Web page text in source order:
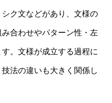
ク文などがあり、文様の
合わせやパターン性・左
。文様が成立する過程に
法の違いも大きく関係し